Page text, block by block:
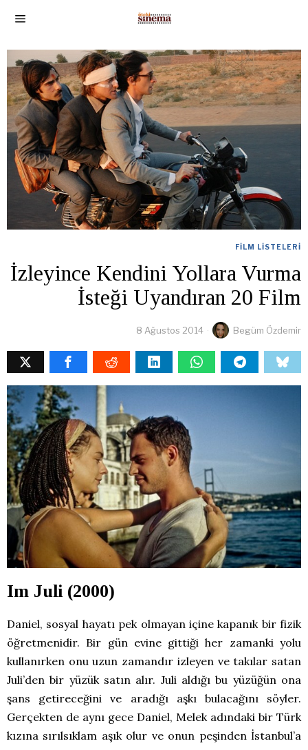
FILM LISTELERI
İzleyince Kendini Yollara Vurma
İsteği Uyandıran 20 Film
8 Ağustos 2014 Begüm Özdemir
Im Juli (2000)
Daniel, sosyal hayatı pek olmayan içine kapanık bir fizik
öğretmenidir. Bir gün evine gittiği her zamanki yolu
kullanırken onu uzun zamandır izleyen ve takılar satan
Juli’den bir yüzük satın alır. Juli aldığı bu yüzüğün ona
şans getireceğini ve aradığı aşkı bulacağını söyler.
Gerçekten de aynı gece Daniel, Melek adındaki bir Türk
kızına sırılsıklam aşık olur ve onun peşinden İstanbul’a